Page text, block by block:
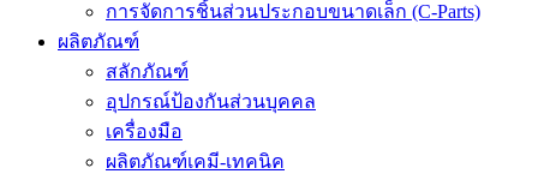
การจัดการชิ้นส่วนประกอบขนาดเล็ก (C-Parts)
ผลิตภัณฑ์
สลักภัณฑ์
อุปกรณ์ป้องกันส่วนบุคคล
เครื่องมือ
ผลิตภัณฑ์เคมี-เทคนิค